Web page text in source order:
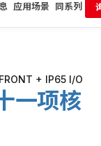
应用场景 同系列
+ IP65 I/O
一项核